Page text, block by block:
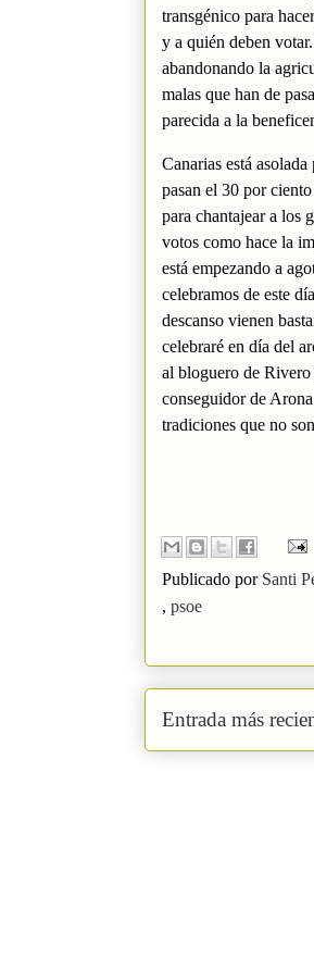
transgénico para
y a quién deben
abandonando la
malas que han de
parecida a la
Canarias está
pasan el 30 por
para chantajear a los
votos como hace la
está empezando a
celebramos de este
descanso vienen
celebraré en día del
al bloguero de
conseguidor de
tradiciones que no
Publicado por Santi
, psoe
Entrada más